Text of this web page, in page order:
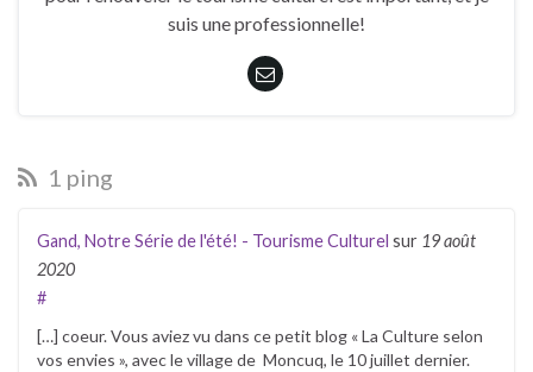
suis une professionnelle!
1 ping
Gand, Notre Série de l'été! - Tourisme Culturel sur 19 août
2020
#
[…] coeur. Vous aviez vu dans ce petit blog « La Culture selon
vos envies », avec le village de Moncuq, le 10 juillet dernier.